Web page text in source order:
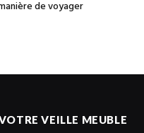
de voyager
VEILLE MEUBLE